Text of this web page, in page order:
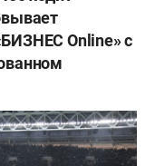
Online» с